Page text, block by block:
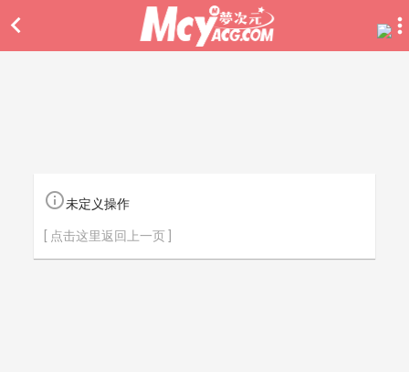

未定义操作
[ 点击这里返回上一页 ]